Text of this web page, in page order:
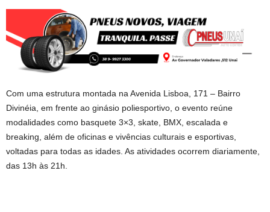
Com uma estrutura montada na Avenida Lisboa, 171 – Bairro
Divinéia, em frente ao ginásio poliesportivo, o evento reúne
modalidades como basquete 3×3, skate, BMX, escalada e
breaking, além de oficinas e vivências culturais e esportivas,
voltadas para todas as idades. As atividades ocorrem diariamente,
das 13h às 21h.